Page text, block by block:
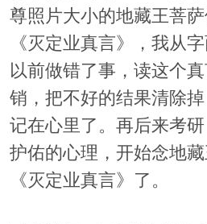
尊照片大小的地藏王菩
《灭定业真言》，我从
以前做错了事，读这个
销，把不好的结果清除
记在心里了。再后来考
护佑的心理，开始念地
《灭定业真言》了。